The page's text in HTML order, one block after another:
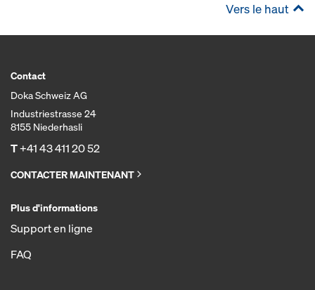
Vers le haut
Contact
Doka Schweiz AG
Industriestrasse 24
8155 Niederhasli
T+41 43 411 20 52
CONTACTER MAINTENANT
Plus d'informations
Support en ligne
FAQ